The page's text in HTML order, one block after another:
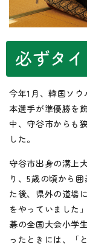
必ずタイ
今年1月、韓国ソ
本選手が準優勝を
中、守谷市からも
した。
守谷市出身の溝上
り、5歳の頃から
た後、県外の道場
をやっていました
碁の全国大会小学
ったときには、「